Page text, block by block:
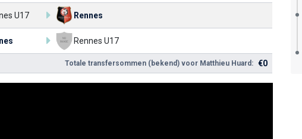
U17 Rennes
Rennes U17
Totale transfersommen (bekend) voor Matthieu Huard: €0